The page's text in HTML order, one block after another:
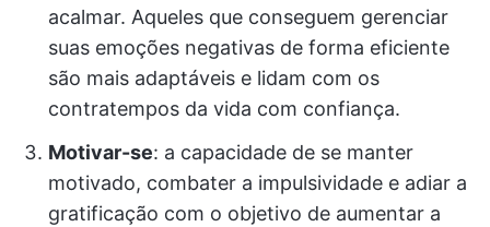
acalmar. Aqueles que conseguem gerenciar
suas emoções negativas de forma eficiente
são mais adaptáveis e lidam com os
contratempos da vida com confiança.
Motivar-se: a capacidade de se manter
motivado, combater a impulsividade e adiar a
gratificação com o objetivo de aumentar a